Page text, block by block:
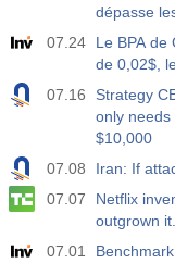
dépasse
07.24
Le BPA de
07.16
Strategy
only needs
$10,000
07.08
Iran: If
07.07
Netflix
outgrown it.
07.01